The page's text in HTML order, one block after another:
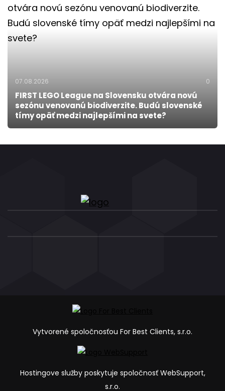
07.08.2026 0
FIRST LEGO League na Slovensku otvára novú
sezónu venovanú biodiverzite. Budú slovenské
tímy opäť medzi najlepšími na svete?
Vytvorené spoločnosťou For Best Clients, s.r.o.
Hostingove služby poskytuje spoločnosť WebSupport,
s.r.o.